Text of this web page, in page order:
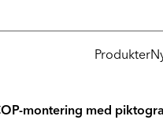
Produkter
montering med